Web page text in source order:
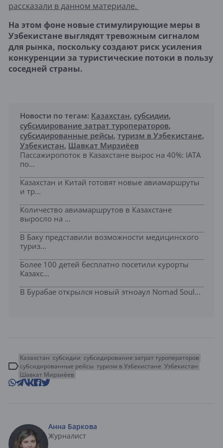
рассказали в данном материале.
На этом фоне новые стимулирующие меры в
Узбекистане выглядят тревожным сигналом
для рынка, поскольку создают риск усиления
конкуренции за туристические потоки в пользу
соседней страны.
Новости по тегам: Казахстан, субсидии,
субсидирование затрат туроператоров,
субсидированные рейсы, туризм в Узбекистане,
Узбекистан, Шавкат Мирзиёев
Пассажиропоток в Казахстане вырос на 40%: IATA
по...
Казахстан и Китай готовят новые авиамаршруты
и тр...
Количество авиамаршрутов в Казахстане
выросло на ...
В Баку представили возможности медицинского
туриз...
Более 100 детей бесплатно посетили курорты
Казахс...
В Бурабае открылся новый этноаул Nomad Soul...
Казахстан субсидии субсидирование затрат туроператоров
субсидированные рейсы туризм в Узбекистане Узбекистан
Шавкат Мирзиёев
Анна Баркова
Журналист